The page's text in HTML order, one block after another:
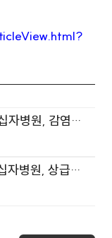
자병원, 감염취
안전 관리 역량
병원, 상급종
협력병원 점차